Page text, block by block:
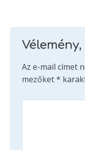
Az e-mail címet
mezőket*